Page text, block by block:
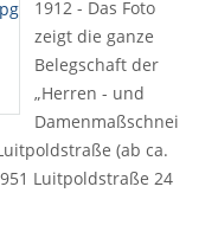
1912 - Das Foto
zeigt die ganze
Belegschaft der
„Herren - und
Damenmaßschnei
(ab ca.
Luitpoldstraße 24